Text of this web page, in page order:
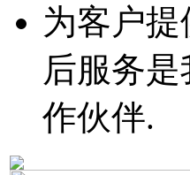
为客户
后服务
作伙伴.